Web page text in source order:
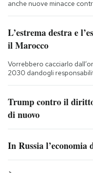
anche nuove minacce
L’estrema destra e
il Marocco
Vorrebbero cacciarlo
2030 dandogli
Trump contro il
di nuovo
In Russia